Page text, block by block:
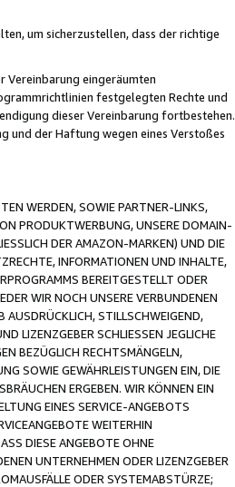
um sicherzustellen, dass der richtige
Vereinbarung eingeräumten
festgelegten Rechte und
dieser Vereinbarung fortbestehen.
und der Haftung wegen eines Verstoßes
WERDEN, SOWIE PARTNER-LINKS,
PRODUKTWERBUNG, UNSERE DOMAIN-
DER AMAZON-MARKEN) UND DIE
INFORMATIONEN UND INHALTE,
BEREITGESTELLT ODER
WIR NOCH UNSERE VERBUNDENEN
AUSDRÜCKLICH, STILLSCHWEIGEND,
LIZENZGEBER SCHLIESSEN JEGLICHE
BEZÜGLICH RECHTSMÄNGELN,
SOWIE GEWÄHRLEISTUNGEN EIN, DIE
ERGEBEN. WIR KÖNNEN EIN
EINES SERVICE-ANGEBOTS
WEITERHIN
DIESE ANGEBOTE OHNE
UNTERNEHMEN ODER LIZENZGEBER
ODER SYSTEMABSTÜRZE;